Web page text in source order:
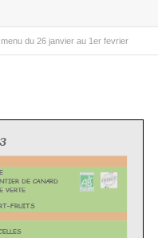
menu du 26 janvier au 1er fevrier